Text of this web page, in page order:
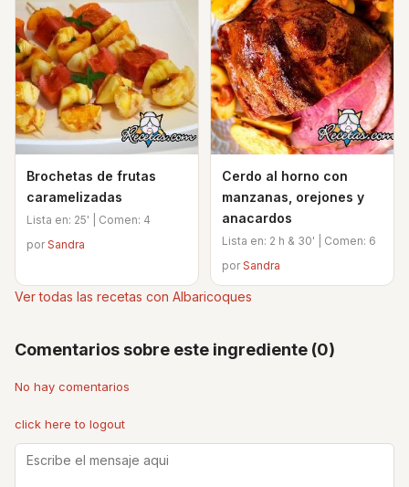
Brochetas de frutas
caramelizadas
Lista en: 25' | Comen: 4
porSandra
Cerdo al horno con
manzanas, orejones y
anacardos
Lista en: 2 h & 30' | Comen: 6
porSandra
Ver todas las recetas con Albaricoques
Comentarios sobre este ingrediente (0)
No hay comentarios
click here to logout